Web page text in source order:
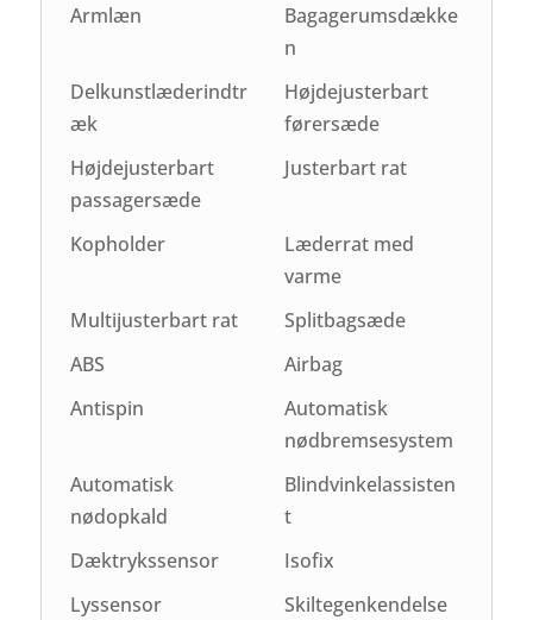
Armlæn
Bagagerumsdække
n
Delkunstlæderindtr
æk
Højdejusterbart
førersæde
Højdejusterbart
passagersæde
Justerbart rat
Kopholder
Læderrat med
varme
Multijusterbart rat
Splitbagsæde
ABS
Airbag
Antispin
Automatisk
nødbremsesystem
Automatisk
nødopkald
Blindvinkelassisten
t
Dæktrykssensor
Isofix
Lyssensor
Skiltegenkendelse